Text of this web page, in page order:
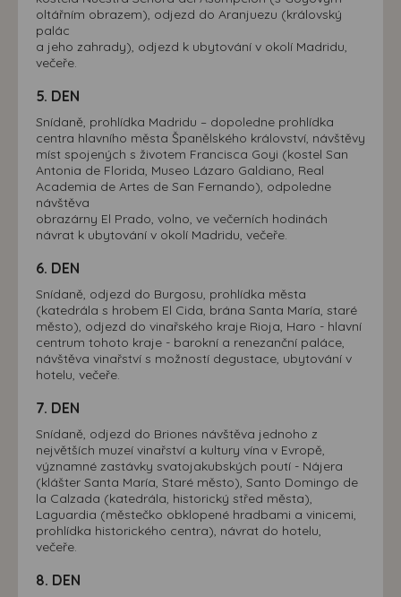
oltářním obrazem), odjezd do Aranjuezu (královský
palác
a jeho zahrady), odjezd k ubytování v okolí Madridu,
večeře.
5. DEN
Snídaně, prohlídka Madridu – dopoledne prohlídka
centra hlavního města Španělského království, návštěvy
míst spojených s životem Francisca Goyi (kostel San
Antonia de Florida, Museo Lázaro Galdiano, Real
Academia de Artes de San Fernando), odpoledne
návštěva
obrazárny El Prado, volno, ve večerních hodinách
návrat k ubytování v okolí Madridu, večeře.
6. DEN
Snídaně, odjezd do Burgosu, prohlídka města
(katedrála s hrobem El Cida, brána Santa María, staré
město), odjezd do vinařského kraje Rioja, Haro - hlavní
centrum tohoto kraje - barokní a renezanční paláce,
návštěva vinařství s možností degustace, ubytování v
hotelu, večeře.
7. DEN
Snídaně, odjezd do Briones návštěva jednoho z
největších muzeí vinařství a kultury vína v Evropě,
významné zastávky svatojakubských poutí - Nájera
(klášter Santa María, Staré město), Santo Domingo de
la Calzada (katedrála, historický střed města),
Laguardia (městečko obklopené hradbami a vinicemi,
prohlídka historického centra), návrat do hotelu,
večeře.
8. DEN